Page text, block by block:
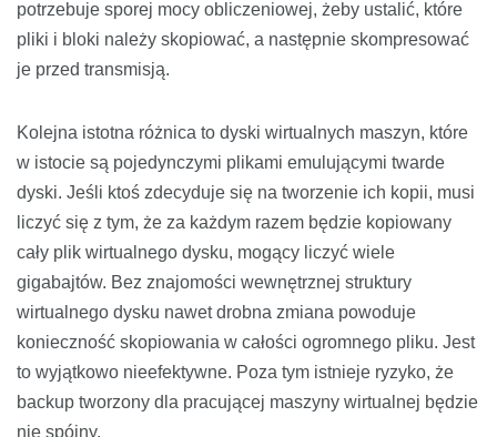
potrzebuje sporej mocy obliczeniowej, żeby ustalić, które
pliki i bloki należy skopiować, a następnie skompresować
je przed transmisją.
Kolejna istotna różnica to dyski wirtualnych maszyn, które
w istocie są pojedynczymi plikami emulującymi twarde
dyski. Jeśli ktoś zdecyduje się na tworzenie ich kopii, musi
liczyć się z tym, że za każdym razem będzie kopiowany
cały plik wirtualnego dysku, mogący liczyć wiele
gigabajtów. Bez znajomości wewnętrznej struktury
wirtualnego dysku nawet drobna zmiana powoduje
konieczność skopiowania w całości ogromnego pliku. Jest
to wyjątkowo nieefektywne. Poza tym istnieje ryzyko, że
backup tworzony dla pracującej maszyny wirtualnej będzie
nie spójny.